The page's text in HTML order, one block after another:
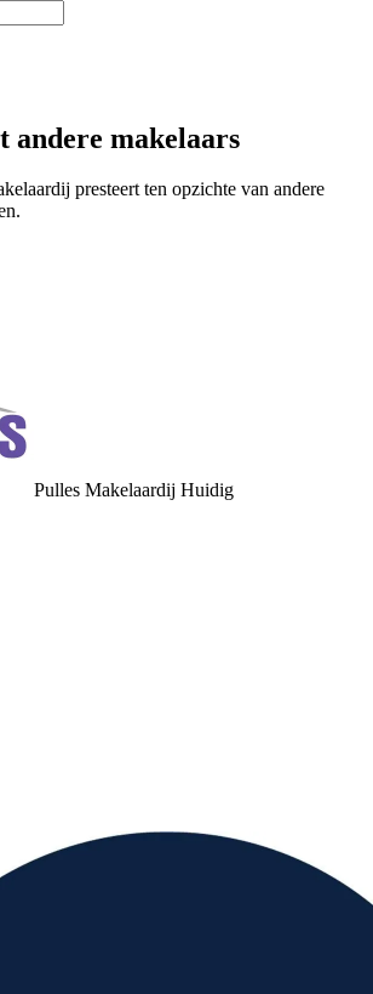
andere makelaars
presteert ten opzichte van andere
Pulles Makelaardij Huidig